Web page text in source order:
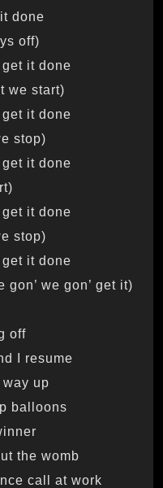
done
(Take no days off)
get it done
(Can’t stop what we start)
get it done
(Start what we stop)
get it done
(We start)
get it done
(Start what we stop)
get it done
(We gon’ we gon’ get it, we gon’ we gon’ get it)
off
I resume
up
balloons
the womb
call at work